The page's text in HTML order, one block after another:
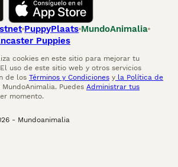
PuppyPlaats MundoAnimalia
Puppies
cookies en este sitio para mejorar tu
uso de este sitio web y otros servicios
de los Términos y Condiciones y la Política de
MundoAnimalia. Puedes Administrar tus
momento.
- Mundoanimalia